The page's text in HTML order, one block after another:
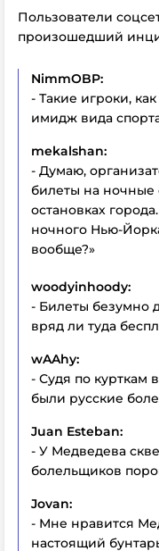
Пользователи
произошедший
NimmOBP:
- Такие игроки,
имидж вида
mekalshan:
- Думаю,
билеты на ночные
остановках
ночного Нью-
вообще?»
woodyinhoody:
- Билеты безумно
вряд ли туда
wAAhy:
- Судя по курткам
были русские
Juan Esteban:
- У Медведева
болельщиков
Jovan:
- Мне нравится
настоящий